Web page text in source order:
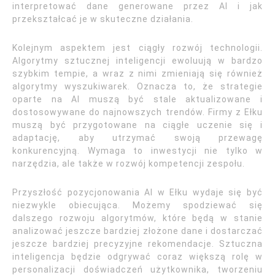
interpretować dane generowane przez AI i jak
przekształcać je w skuteczne działania.
Kolejnym aspektem jest ciągły rozwój technologii.
Algorytmy sztucznej inteligencji ewoluują w bardzo
szybkim tempie, a wraz z nimi zmieniają się również
algorytmy wyszukiwarek. Oznacza to, że strategie
oparte na AI muszą być stale aktualizowane i
dostosowywane do najnowszych trendów. Firmy z Ełku
muszą być przygotowane na ciągłe uczenie się i
adaptację, aby utrzymać swoją przewagę
konkurencyjną. Wymaga to inwestycji nie tylko w
narzędzia, ale także w rozwój kompetencji zespołu.
Przyszłość pozycjonowania AI w Ełku wydaje się być
niezwykle obiecująca. Możemy spodziewać się
dalszego rozwoju algorytmów, które będą w stanie
analizować jeszcze bardziej złożone dane i dostarczać
jeszcze bardziej precyzyjne rekomendacje. Sztuczna
inteligencja będzie odgrywać coraz większą rolę w
personalizacji doświadczeń użytkownika, tworzeniu